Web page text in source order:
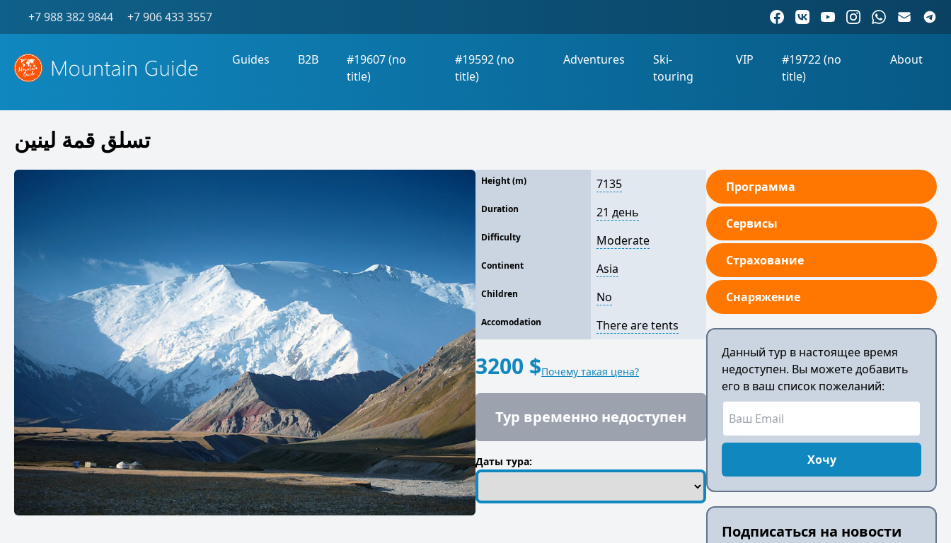
+7 988 382 9844 +7 906 433 3557
Guides B2B
#19607 (no
title)
#19592 (no
title)
Adventures
Ski-
touring
VIP
#19722 (no
title)
About
تسلق قمة لينين
Height (m) 7135
Duration 21 день
Difficulty Moderate
Continent Asia
Children No
Accomodation There are tents
3200 $Почему такая цена?
Тур временно недоступен
Даты тура:
Программа
Сервисы
Страхование
Снаряжение
Данный тур в настоящее время
недоступен. Вы можете добавить
его в ваш список пожеланий:
Хочу
Подписаться на новости